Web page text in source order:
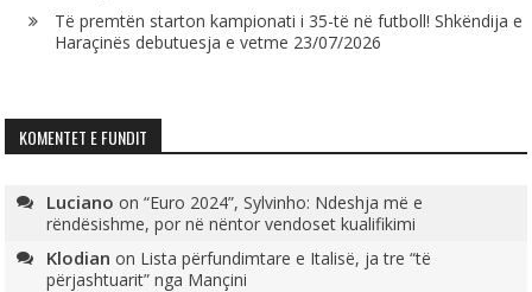
Të premtën starton kampionati i 35-të në futboll! Shkëndija e
Haraçinës debutuesja e vetme 23/07/2026
KOMENTET E FUNDIT
Luciano on“Euro 2024”, Sylvinho: Ndeshja më e
rëndësishme, por në nëntor vendoset kualifikimi
Klodian on Lista përfundimtare e Italisë, ja tre “të
përjashtuarit” nga Mançini